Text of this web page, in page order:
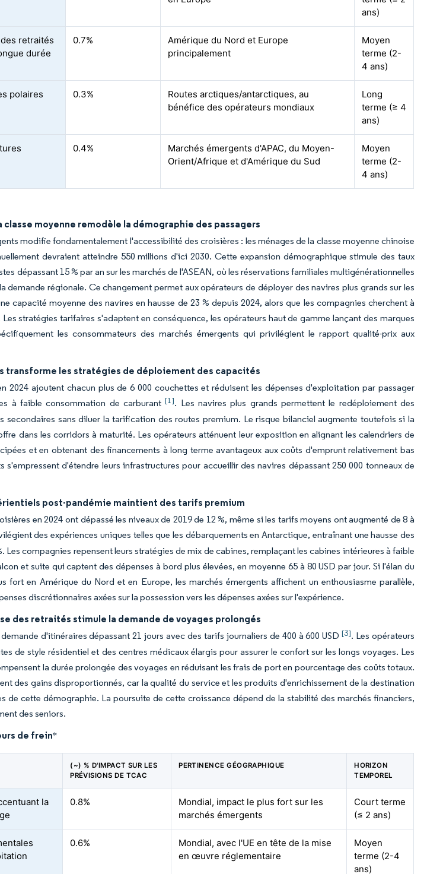
ans)
retraités
durée
0.7%
Amérique du Nord et Europe
principalement
Moyen
terme (2-
4 ans)
polaires
0.3%
Routes arctiques/antarctiques, au
bénéfice des opérateurs mondiaux
Long
terme (≥ 4
ans)
0.4%
Marchés émergents d'APAC, du Moyen-
Orient/Afrique et d'Amérique du Sud
Moyen
terme (2-
4 ans)
classe moyenne remodèle la démographie des passagers
modifie fondamentalement l'accessibilité des croisières : les ménages de la classe moyenne chinoise
devraient atteindre 550 millions d'ici 2030. Cette expansion démographique stimule des taux
dépassant 15 % par an sur les marchés de l'ASEAN, où les réservations familiales multigénérationnelles
demande régionale. Ce changement permet aux opérateurs de déployer des navires plus grands sur les
capacité moyenne des navires en hausse de 23 % depuis 2024, alors que les compagnies cherchent à
stratégies tarifaires s'adaptent en conséquence, les opérateurs haut de gamme lançant des marques
les consommateurs des marchés émergents qui privilégient le rapport qualité-prix aux
transforme les stratégies de déploiement des capacités
2024 ajoutent chacun plus de 6 000 couchettes et réduisent les dépenses d'exploitation par passager
à faible consommation de carburant[1]. Les navires plus grands permettent le redéploiement des
secondaires sans diluer la tarification des routes premium. Le risque bilanciel augmente toutefois si la
dans les corridors à maturité. Les opérateurs atténuent leur exposition en alignant les calendriers de
et en obtenant des financements à long terme avantageux aux coûts d'emprunt relativement bas
s'empressent d'étendre leurs infrastructures pour accueillir des navires dépassant 250 000 tonneaux de
post-pandémie maintient des tarifs premium
en 2024 ont dépassé les niveaux de 2019 de 12 %, même si les tarifs moyens ont augmenté de 8 à
des expériences uniques telles que les débarquements en Antarctique, entraînant une hausse des
Les compagnies repensent leurs stratégies de mix de cabines, remplaçant les cabines intérieures à faible
et suite qui captent des dépenses à bord plus élevées, en moyenne 65 à 80 USD par jour. Si l'élan du
fort en Amérique du Nord et en Europe, les marchés émergents affichent un enthousiasme parallèle,
discrétionnaires axées sur la possession vers les dépenses axées sur l'expérience.
des retraités stimule la demande de voyages prolongés
d'itinéraires dépassant 21 jours avec des tarifs journaliers de 400 à 600 USD[3]. Les opérateurs
de style résidentiel et des centres médicaux élargis pour assurer le confort sur les longs voyages. Les
la durée prolongée des voyages en réduisant les frais de port en pourcentage des coûts totaux.
des gains disproportionnés, car la qualité du service et les produits d'enrichissement de la destination
de cette démographie. La poursuite de cette croissance dépend de la stabilité des marchés financiers,
des seniors.
de frein*
(~) % D'IMPACT SUR LES
PRÉVISIONS DE TCAC
PERTINENCE GÉOGRAPHIQUE
HORIZON
TEMPOREL
la
0.8%
Mondial, impact le plus fort sur les
marchés émergents
Court terme
(≤ 2 ans)
0.6%
Mondial, avec l'UE en tête de la mise
en œuvre réglementaire
Moyen
terme (2-4
ans)